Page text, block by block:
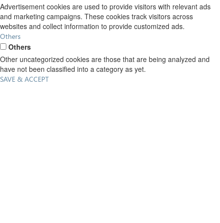
Advertisement cookies are used to provide visitors with relevant ads
and marketing campaigns. These cookies track visitors across
websites and collect information to provide customized ads.
Others
Others
Other uncategorized cookies are those that are being analyzed and
have not been classified into a category as yet.
SAVE & ACCEPT